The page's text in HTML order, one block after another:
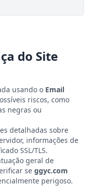
do Site
usando o Email
riscos, como
negras ou
detalhadas sobre
informações de
SSL/TLS.
geral de
se ggyc.com
perigoso.